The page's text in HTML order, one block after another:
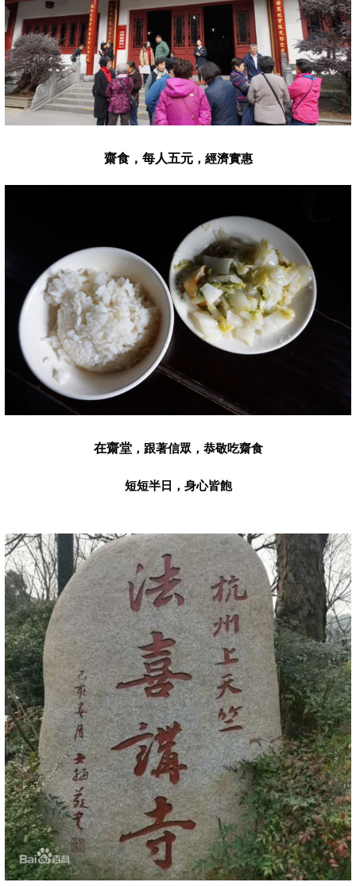
齋食，每人五元，經濟實惠
在齋堂，跟著信眾，恭敬吃齋食
短短半日，身心皆飽